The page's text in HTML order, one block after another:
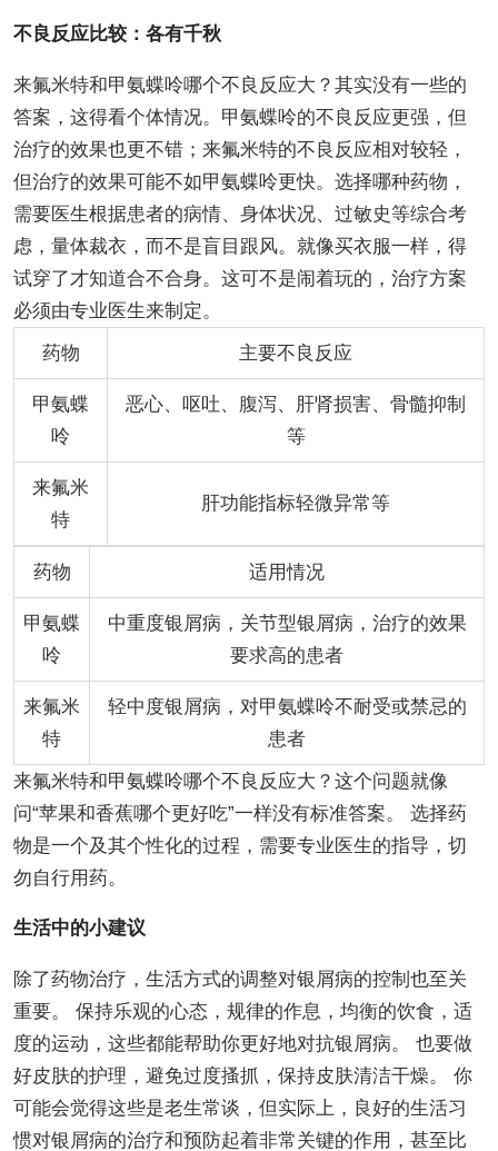
不良反应比较：各有千秋
来氟米特和甲氨蝶呤哪个不良反应大？其实没有一些的
答案，这得看个体情况。甲氨蝶呤的不良反应更强，但
治疗的效果也更不错；来氟米特的不良反应相对较轻，
但治疗的效果可能不如甲氨蝶呤更快。选择哪种药物，
需要医生根据患者的病情、身体状况、过敏史等综合考
虑，量体裁衣，而不是盲目跟风。就像买衣服一样，得
试穿了才知道合不合身。这可不是闹着玩的，治疗方案
必须由专业医生来制定。
药物
主要不良反应
甲氨蝶
呤
恶心、呕吐、腹泻、肝肾损害、骨髓抑制
等
来氟米
特
肝功能指标轻微异常等
药物 适用情况
甲氨蝶
呤
中重度银屑病，关节型银屑病，治疗的效果
要求高的患者
来氟米
特
轻中度银屑病，对甲氨蝶呤不耐受或禁忌的
患者
来氟米特和甲氨蝶呤哪个不良反应大？这个问题就像
问“苹果和香蕉哪个更好吃”一样没有标准答案。 选择药
物是一个及其个性化的过程，需要专业医生的指导，切
勿自行用药。
生活中的小建议
除了药物治疗，生活方式的调整对银屑病的控制也至关
重要。 保持乐观的心态，规律的作息，均衡的饮食，适
度的运动，这些都能帮助你更好地对抗银屑病。 也要做
好皮肤的护理，避免过度搔抓，保持皮肤清洁干燥。 你
可能会觉得这些是老生常谈，但实际上，良好的生活习
惯对银屑病的治疗和预防起着非常关键的作用，甚至比